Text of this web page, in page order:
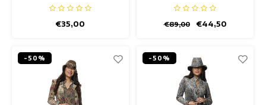
GÜRTEL GRÜN
€35,00
TAMBARA
€89,00 €44,50
-50% -50%